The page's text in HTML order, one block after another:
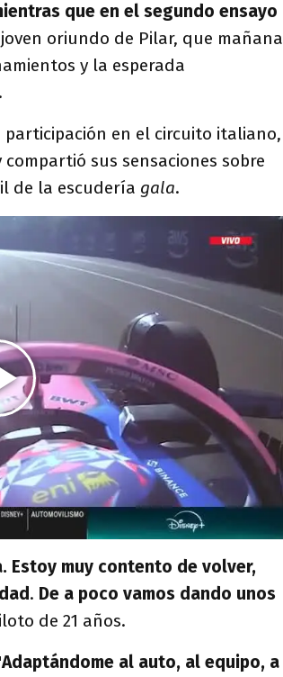
que en el segundo ensayo
oriundo de Pilar, que mañana
y la esperada
participación en el circuito italiano,
sus sensaciones sobre
de la escudería gala.
Estoy muy contento de volver,
. De a poco vamos dando unos
de 21 años.
Adaptándome al auto, al equipo, a